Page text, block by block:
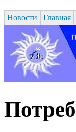
Новости Главная